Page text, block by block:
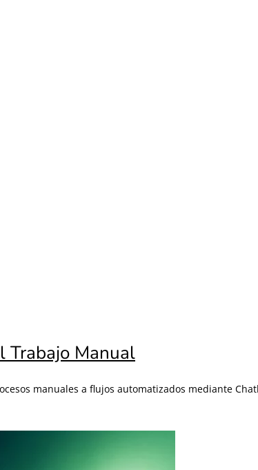
Trabajo Manual
manuales a flujos automatizados mediante